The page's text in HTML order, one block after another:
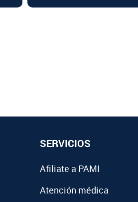
SERVICIOS
Afiliate a PAMI
Atención médica